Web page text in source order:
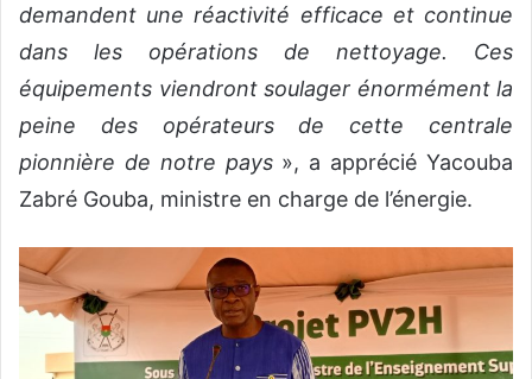
demandent une réactivité efficace et continue
dans les opérations de nettoyage. Ces
équipements viendront soulager énormément la
peine des opérateurs de cette centrale
pionnière de notre pays », a apprécié Yacouba
Zabré Gouba, ministre en charge de l’énergie.